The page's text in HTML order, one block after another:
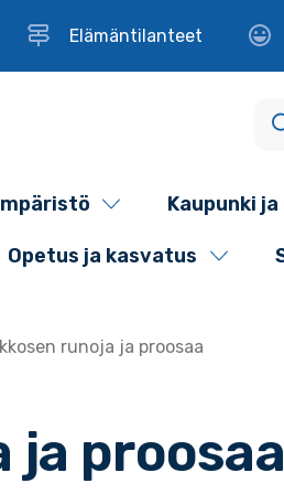
Elämäntilanteet
Kaupunki
Opetus ja kasvatus
runoja ja proosaa
ja